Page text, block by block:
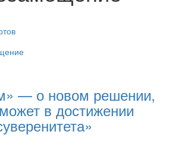
— о новом решении,
в достижении